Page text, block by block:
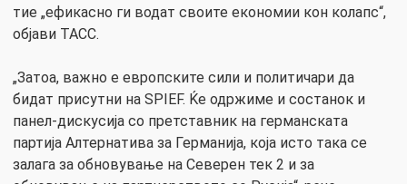
тие „ефикасно ги водат своите економии кон колапс“,
објави ТАСС.
„Затоа, важно е европските сили и политичари да
бидат присутни на SPIEF. Ќе одржиме и состанок и
панел-дискусија со претставник на германската
партија Алтернатива за Германија, која исто така се
залага за обновување на Северен тек 2 и за